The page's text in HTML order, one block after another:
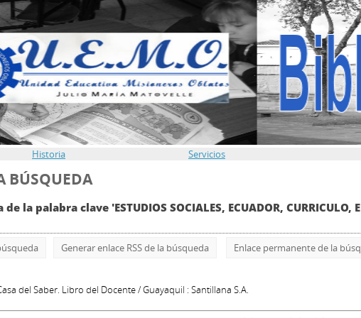
Historia Servicios
BÚSQUEDA
la palabra clave 'ESTUDIOS SOCIALES, ECUADOR, CURRICULO,
Generar enlace RSS de la búsqueda Enlace permanente de la
del Saber. Libro del Docente/ Guayaquil : Santillana S.A.